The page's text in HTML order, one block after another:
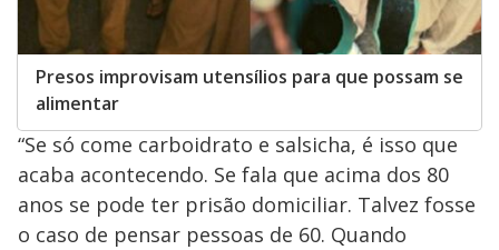
Presos improvisam utensílios para que possam se
alimentar
“Se só come carboidrato e salsicha, é isso que
acaba acontecendo. Se fala que acima dos 80
anos se pode ter prisão domiciliar. Talvez fosse
o caso de pensar pessoas de 60. Quando